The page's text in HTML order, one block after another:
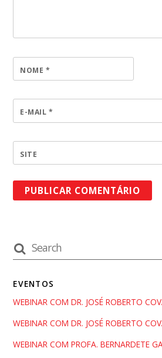
NOME *
E-MAIL *
SITE
EVENTOS
WEBINAR COM DR. JOSÉ ROBERTO
WEBINAR COM DR. JOSÉ ROBERTO
WEBINAR COM PROFA. BERNARDETE